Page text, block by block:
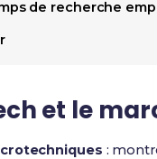
de recherche
et le
: